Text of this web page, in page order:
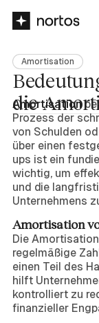
Amortisation
die
Amortisation
Prozess der
von Schulden
über einen
ups ist ein
wichtig, um
und die
Unternehmens
Amortisation
Die
regelmäßige
einen Teil des
hilft
kontrolliert zu
finanzieller